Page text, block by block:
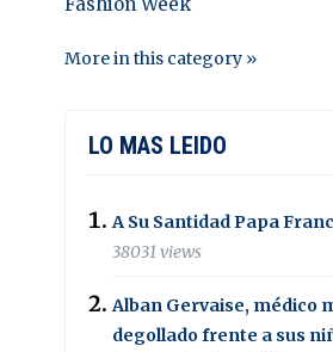
More in this category »
LO MAS LEIDO
A Su Santidad Papa
38031 views
Alban Gervaise, médico
degollado frente a sus